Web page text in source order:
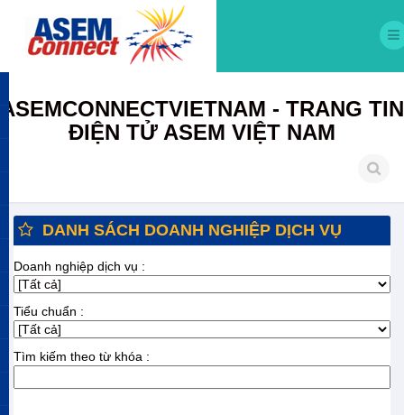
ASEMCONNECTVIETNAM - TRANG TIN
ĐIỆN TỬ ASEM VIỆT NAM
DANH SÁCH DOANH NGHIỆP DỊCH VỤ
Doanh nghiệp dịch vụ :
Tiểu chuẩn :
Tìm kiếm theo từ khóa :